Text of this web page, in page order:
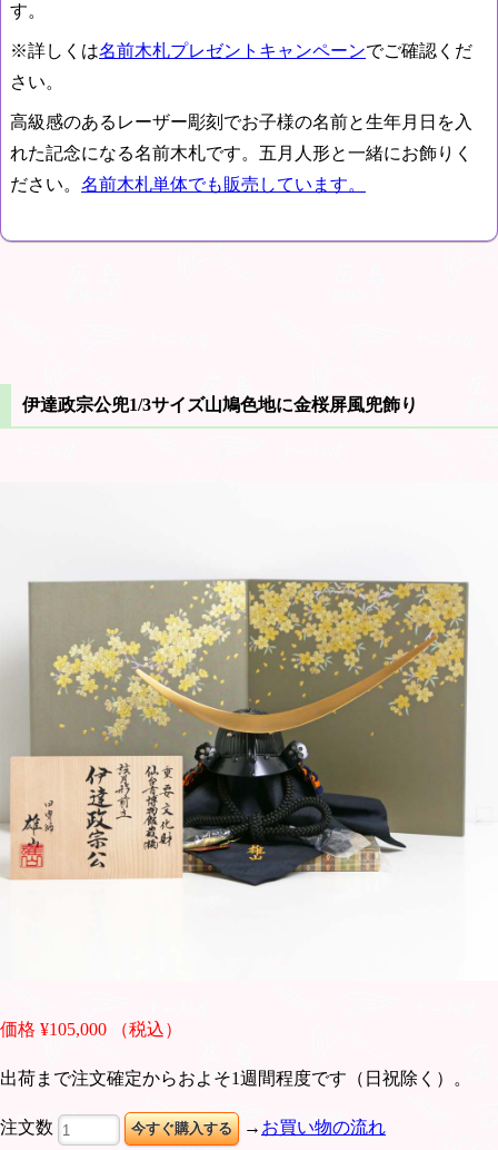
す。
※詳しくは名前木札プレゼントキャンペーンでご確認くだ
さい。
高級感のあるレーザー彫刻でお子様の名前と生年月日を入
れた記念になる名前木札です。五月人形と一緒にお飾りく
ださい。 名前木札単体でも販売しています。
伊達政宗公兜1/3サイズ山鳩色地に金桜屏風兜飾り
価格 ¥105,000 （税込）
出荷まで注文確定からおよそ1週間程度です（日祝除く）。
注文数 → お買い物の流れ